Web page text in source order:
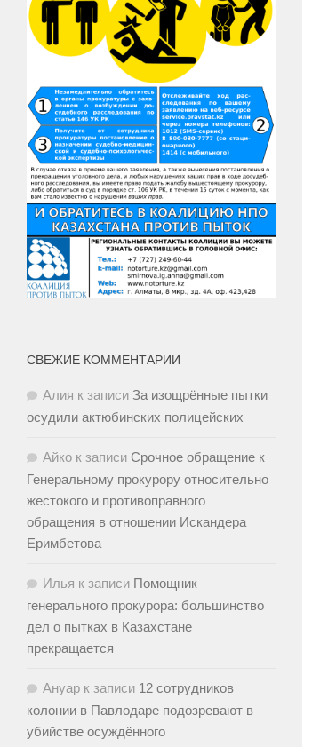
СВЕЖИЕ КОММЕНТАРИИ
Алия к записи За изощрённые пытки
осудили актюбинских полицейских
Айко к записи Срочное обращение к
Генеральному прокурору относительно
жестокого и противоправного
обращения в отношении Искандера
Еримбетова
Илья к записи Помощник
генерального прокурора: большинство
дел о пытках в Казахстане
прекращается
Ануар к записи 12 сотрудников
колонии в Павлодаре подозревают в
убийстве осуждённого